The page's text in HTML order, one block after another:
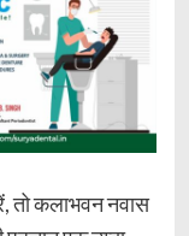
तो कलाभवन नवास